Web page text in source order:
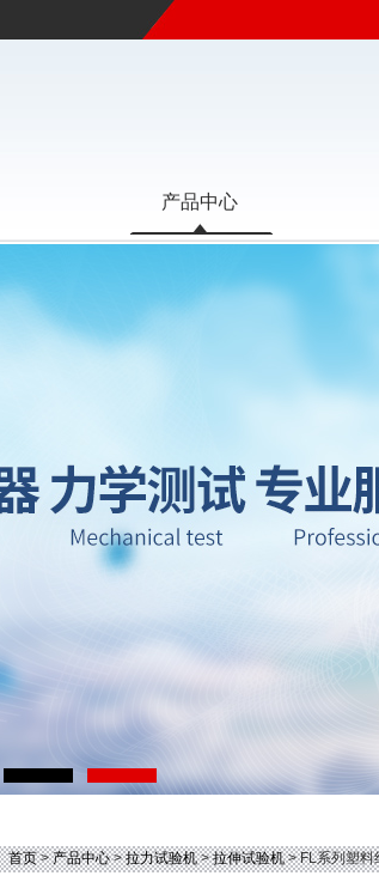
产品中心
首页>产品中心>拉力试验机>拉伸试验机> FL系列塑料